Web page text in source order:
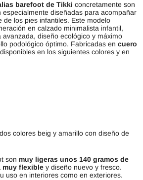
barefoot de Tikki concretamente son
especialmente diseñadas para acompañar
de los pies infantiles. Este modelo
en calzado minimalista infantil,
diseño ecológico y máximo
podológico óptimo. Fabricadas en cuero
en los siguientes colores y en
colores beig y amarillo con diseño de
son muy ligeras unos 140 gramos de
muy flexible y diseño nuevo y fresco.
uso en interiores como en exteriores.